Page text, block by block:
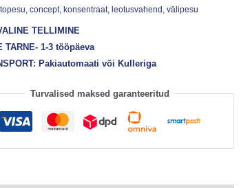
,concept ,konsentraat ,leotusvahend ,välipesu
TELLIMINE
TARNE- 1-3 tööpäeva
Pakiautomaati või Kulleriga
Turvalised maksed garanteeritud